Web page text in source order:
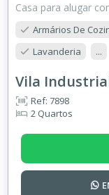
Casa para alugar
Armários De
Lavanderia
...
Vila
Ref: 7898
2 Quartos